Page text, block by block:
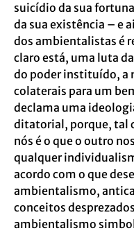
suicídio da sua
da sua existência – e
dos ambientalistas é
claro está, uma luta
do poder instituído, a
colaterais para um
declama uma
ditatorial, porque, tal
nós é o que o outro
qualquer
acordo com o que
ambientalismo,
conceitos
ambientalismo